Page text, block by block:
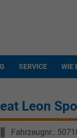
SERVICE WIE
Leon
Fahrzeugnr.: